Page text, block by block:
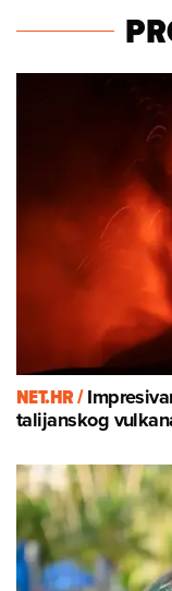
NET.HR /
talijanskog